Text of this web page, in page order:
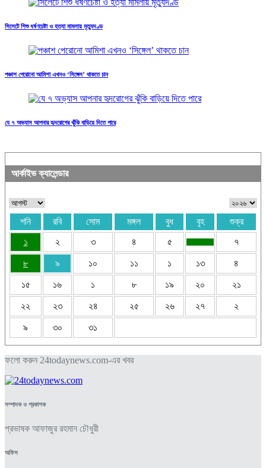
সিলেটে শিশু ধর্ষণচেষ্টা ও হত্যা মামলায় মৃত্যুদণ্ড
পঞ্চাশ পেরোনো আমিশা এখনও ‘সিঙ্গেল’ থাকতে চান
যে ৭ অভ্যাস আপনার হৃদরোগের ঝুঁকি বাড়িয়ে দিতে পারে
আর্কাইভ ক্যালেন্ডার
শনি রবি সোম মঙ্গল বুধ বৃহ
শুক্র
১
২ ৩ ৪ ৫ ৭
৮ ৯ ১০ ১১ ১ ১৩ ৪
১৫ ১৬ ১ ৮ ১৯ ২০ ২১
২২ ২৩ ২৪ ২৫ ২৬ ২৭ ২
৯ ৩০ ৩১
ফলো করুন 24todaynews.com-এর খবর
সম্পাদক ও প্রকাশক
প্রভাষক আফাজুর রহমান চৌধুরী
অফিস